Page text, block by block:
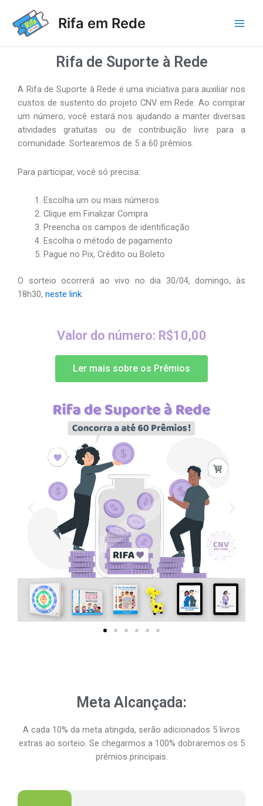
para
Rifa em Rede
Rifa de Suporte à Rede
A Rifa de Suporte à Rede é uma iniciativa para auxiliar nos
custos de sustento do projeto CNV em Rede. Ao comprar
um número, você estará nos ajudando a manter diversas
atividades gratuitas ou de contribuição livre para a
comunidade. Sortearemos de 5 a 60 prêmios.
Para participar, você só precisa:
Escolha um ou mais números
Clique em Finalizar Compra
Preencha os campos de identificação
Escolha o método de pagamento
Pague no Pix, Crédito ou Boleto
O sorteio ocorrerá ao vivo no dia 30/04, domingo, às
18h30, neste link.
Valor do número: R$10,00
Ler mais sobre os Prêmios
Meta Alcançada:
A cada 10% da meta atingida, serão adicionados 5 livros
extras ao sorteio. Se chegarmos a 100% dobraremos os 5
prêmios principais.